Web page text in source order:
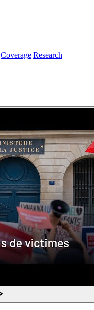
Coverage Research